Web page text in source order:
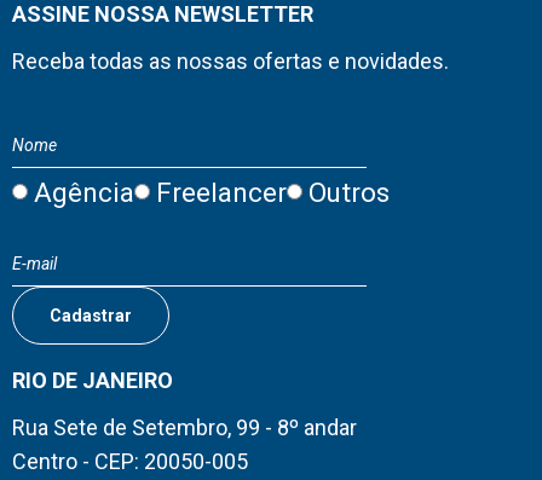
ASSINE NOSSA NEWSLETTER
Receba todas as nossas ofertas e novidades.
Agência Freelancer Outros
RIO DE JANEIRO
Rua Sete de Setembro, 99 - 8º andar
Centro - CEP: 20050-005